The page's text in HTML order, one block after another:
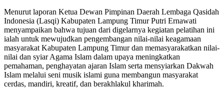
Menurut laporan Ketua Dewan Pimpinan Daerah Lembaga Qasidah
Indonesia (Lasqi) Kabupaten Lampung Timur Putri Ernawati
menyampaikan bahwa tujuan dari digelarnya kegiatan pelatihan ini
ialah untuk mewujudkan pengembangan nilai-nilai keagamaan
masyarakat Kabupaten Lampung Timur dan memasyarakatkan nilai-
nilai dan syiar Agama Islam dalam upaya meningkatkan
pemahaman, penghayatan ajaran Islam serta mensyiarkan Dakwah
Islam melalui seni musik islami guna membangun masyarakat
cerdas, mandiri, kreatif, dan berakhlakul kharimah.